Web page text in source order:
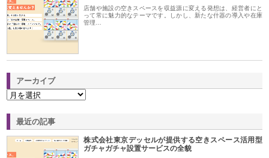
店舗や施設の空きスペースを収益源に変える発想は、経営者にと
って常に魅力的なテーマです。しかし、新たな什器の導入や在庫
管理…
アーカイブ
最近の記事
株式会社東京デッセルが提供する空きスペース活用型
ガチャガチャ設置サービスの全貌